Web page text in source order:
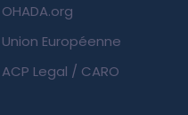
OHADA.org
Union Européenne
ACP Legal / CARO